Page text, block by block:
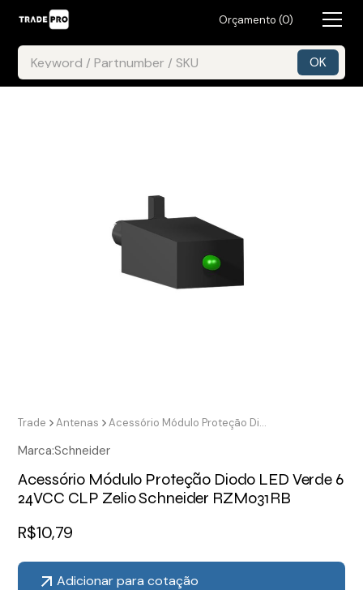
Orçamento (0)
Trade Antenas Acessório Módulo Proteção Diodo LED Verde 6 24VCC CLP Zelio Schneider RZM031RB
Marca:Schneider
Acessório Módulo Proteção Diodo LED Verde 6
24VCC CLP Zelio Schneider RZM031RB
R$10,79
Adicionar para cotação